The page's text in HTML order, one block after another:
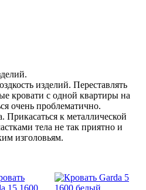
изделий. Переставлять
кровати с одной квартиры на
очень проблематично.
Прикасаться к металлической
тела не так приятно и
изголовьям.